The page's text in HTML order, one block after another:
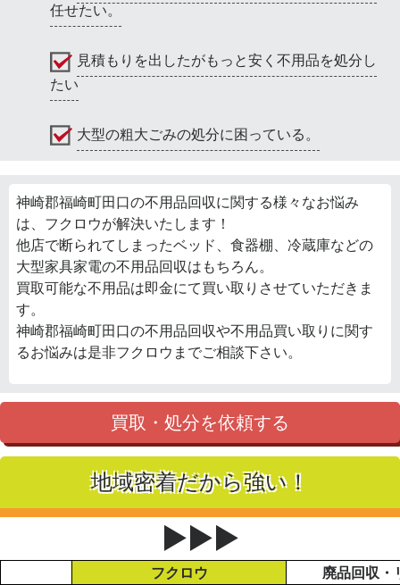
任せたい。
見積もりを出したがもっと安く不用品を処分し
たい
大型の粗大ごみの処分に困っている。
神崎郡福崎町田口の不用品回収に関する様々なお悩み
は、フクロウが解決いたします！
他店で断られてしまったベッド、食器棚、冷蔵庫などの
大型家具家電の不用品回収はもちろん。
買取可能な不用品は即金にて買い取りさせていただきま
す。
神崎郡福崎町田口の不用品回収や不用品買い取りに関す
るお悩みは是非フクロウまでご相談下さい。
買取・処分を依頼する
地域密着だから強い！
▶▶▶
フクロウ 廃品回収・